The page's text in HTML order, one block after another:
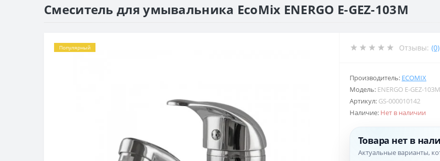
Смеситель для умывальника EcoMix ENERGO E-GEZ-103M
Популярный Отзывы: (0)
Производитель: ECOMIX
Модель: ENERGO E-GEZ-103M
Артикул: GS-000010142
Наличие: Нет в наличии
Товара нет в
Актуальные варианты,